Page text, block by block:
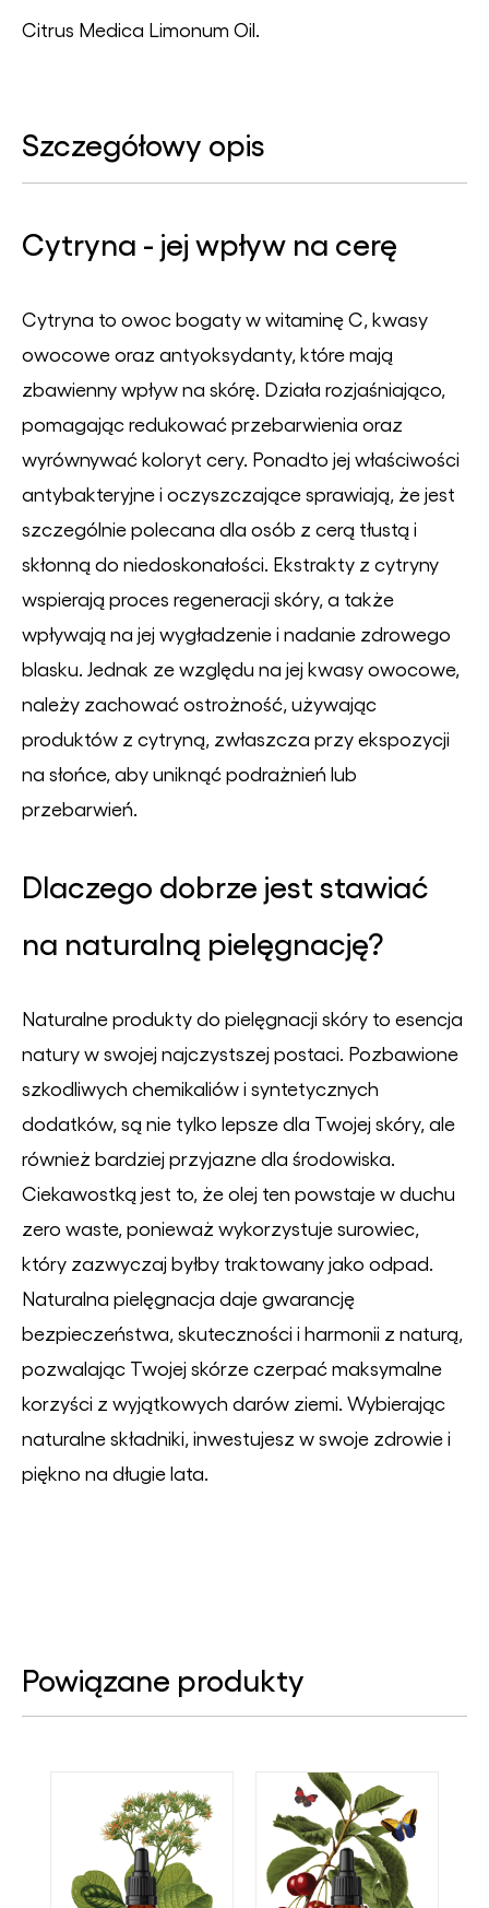
Citrus Medica Limonum Oil.
Szczegółowy opis
Cytryna - jej wpływ na cerę
Cytryna to owoc bogaty w witaminę C, kwasy
owocowe oraz antyoksydanty, które mają
zbawienny wpływ na skórę. Działa rozjaśniająco,
pomagając redukować przebarwienia oraz
wyrównywać koloryt cery. Ponadto jej właściwości
antybakteryjne i oczyszczające sprawiają, że jest
szczególnie polecana dla osób z cerą tłustą i
skłonną do niedoskonałości. Ekstrakty z cytryny
wspierają proces regeneracji skóry, a także
wpływają na jej wygładzenie i nadanie zdrowego
blasku. Jednak ze względu na jej kwasy owocowe,
należy zachować ostrożność, używając
produktów z cytryną, zwłaszcza przy ekspozycji
na słońce, aby uniknąć podrażnień lub
przebarwień.
Dlaczego dobrze jest stawiać
na naturalną pielęgnację?
Naturalne produkty do pielęgnacji skóry to esencja
natury w swojej najczystszej postaci. Pozbawione
szkodliwych chemikaliów i syntetycznych
dodatków, są nie tylko lepsze dla Twojej skóry, ale
również bardziej przyjazne dla środowiska.
Ciekawostką jest to, że olej ten powstaje w duchu
zero waste, ponieważ wykorzystuje surowiec,
który zazwyczaj byłby traktowany jako odpad.
Naturalna pielęgnacja daje gwarancję
bezpieczeństwa, skuteczności i harmonii z naturą,
pozwalając Twojej skórze czerpać maksymalne
korzyści z wyjątkowych darów ziemi. Wybierając
naturalne składniki, inwestujesz w swoje zdrowie i
piękno na długie lata.
Powiązane produkty